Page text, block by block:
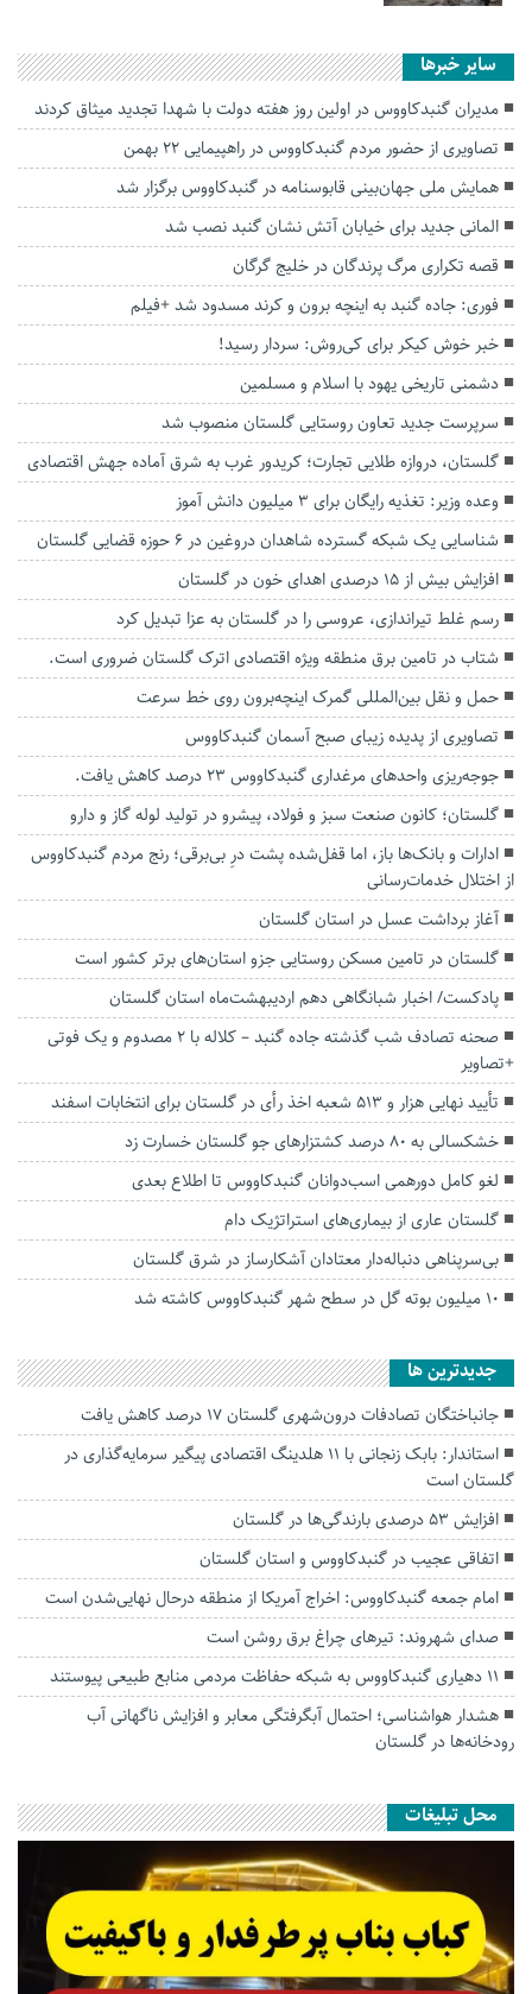
سایر خبرها
مدیران گنبدکاووس در اولین روز هفته دولت با شهدا تجدید میثاق کردند
تصاویری از حضور مردم گنبدکاووس در راهپیمایی ۲۲ بهمن
همایش ملی جهان‌بینی قابوسنامه در گنبدکاووس برگزار شد
المانی جدید برای خیابان آتش نشان گنبد نصب شد
قصه تکراری مرگ پرندگان در خلیج گرگان
فوری: جاده گنبد به اینچه برون و کرند مسدود شد +فیلم
خبر خوش کیکر برای کی‌روش: سردار رسید!
دشمنی تاریخی یهود با اسلام و مسلمین
سرپرست جدید تعاون روستایی گلستان منصوب شد
گلستان، دروازه طلایی تجارت؛ کریدور غرب به شرق آماده جهش اقتصادی
وعده وزیر: تغذیه رایگان برای ۳ میلیون دانش آموز
شناسایی یک شبکه گسترده شاهدان دروغین در ۶ حوزه قضایی گلستان
افزایش بیش از ۱۵ درصدی اهدای خون در گلستان
رسم غلط تیراندازی، عروسی را در گلستان به عزا تبدیل کرد
شتاب در تامین برق منطقه ویژه اقتصادی اترک گلستان ضروری است.
حمل و نقل بین‌المللی گمرک اینچه‌برون روی خط سرعت
تصاویری از پدیده زیبای صبح آسمان گنبدکاووس
جوجه‌ریزی واحدهای مرغداری گنبدکاووس ۲۳ درصد کاهش یافت.
گلستان؛ کانون صنعت سبز و فولاد، پیشرو در تولید لوله گاز و دارو
ادارات و بانک‌ها باز، اما قفل‌شده پشت درِ بی‌برقی؛ رنج مردم گنبدکاووس
از اختلال خدمات‌رسانی
آغاز برداشت عسل در استان گلستان
گلستان در تامین مسکن روستایی جزو استان‌های برتر کشور است
پادکست/ اخبار شبانگاهی دهم اردیبهشت‌ماه استان گلستان
صحنه تصادف شب گذشته جاده گنبد – کلاله با ۲ مصدوم و یک فوتی
+تصاویر
تأیید نهایی هزار و ۵۱۳ شعبه اخذ رأی در گلستان برای انتخابات اسفند
خشکسالی به ۸۰ درصد کشتزارهای جو گلستان خسارت زد
لغو کامل دورهمی اسب‌دوانان گنبدکاووس تا اطلاع بعدی
گلستان عاری از بیماری‌های استراتژیک دام
بی‌سرپناهی دنباله‌دار معتادان آشکارساز در شرق گلستان
۱۰ میلیون بوته گل در سطح شهر گنبدکاووس کاشته شد
جديدترين ها
جانباختگان تصادفات درون‌شهری گلستان ۱۷ درصد کاهش یافت
استاندار: بابک زنجانی با ۱۱ هلدینگ اقتصادی پیگیر سرمایه‌گذاری در
گلستان است
افزایش ۵۳ درصدی بارندگی‌ها در گلستان
اتفاقی عجیب در‌ گنبدکاووس و استان گلستان
امام جمعه گنبدکاووس: اخراج آمریکا از منطقه درحال نهایی‌شدن است
صدای شهروند: تیرهای چراغ برق روشن است
۱۱ دهیاری گنبدکاووس به شبکه حفاظت مردمی منابع طبیعی پیوستند
هشدار هواشناسی؛ احتمال آبگرفتگی معابر و افزایش ناگهانی آب
رودخانه‌ها در گلستان
محل تبلیغات